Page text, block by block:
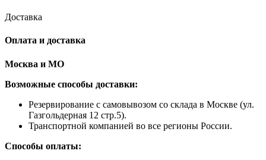
Доставка
Оплата и доставка
Москва и МО
Возможные способы доставки:
​Резервирование с самовывозом со склада в Москве (ул.
Газгольдерная 12 стр.5).
Транспортной компанией во все регионы России.
Способы оплаты: